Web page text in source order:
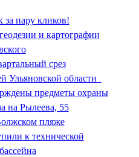
за пару кликов!
и картографии
срез
Ульяновской области
предметы охраны
на Рылеева, 55
пляже
к технической